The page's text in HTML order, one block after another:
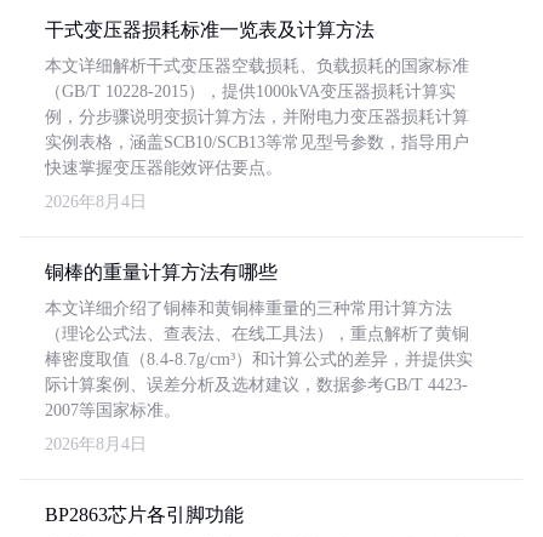
干式变压器损耗标准一览表及计算方法
本文详细解析干式变压器空载损耗、负载损耗的国家标准
（GB/T 10228-2015），提供1000kVA变压器损耗计算实
例，分步骤说明变损计算方法，并附电力变压器损耗计算
实例表格，涵盖SCB10/SCB13等常见型号参数，指导用户
快速掌握变压器能效评估要点。
2026年8月4日
铜棒的重量计算方法有哪些
本文详细介绍了铜棒和黄铜棒重量的三种常用计算方法
（理论公式法、查表法、在线工具法），重点解析了黄铜
棒密度取值（8.4-8.7g/cm³）和计算公式的差异，并提供实
际计算案例、误差分析及选材建议，数据参考GB/T 4423-
2007等国家标准。
2026年8月4日
BP2863芯片各引脚功能